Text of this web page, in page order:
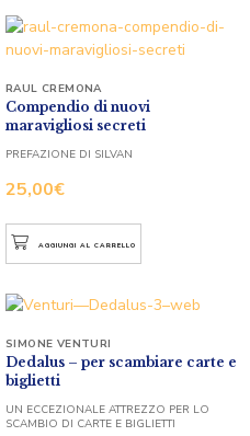
Compendio di nuovi
maravigliosi secreti
25,00€
RAUL CREMONA
PREFAZIONE DI SILVAN
AGGIUNGI AL CARRELLO
Dedalus – per scambiare carte e
biglietti
SIMONE VENTURI
UN ECCEZIONALE ATTREZZO PER LO
SCAMBIO DI CARTE E BIGLIETTI